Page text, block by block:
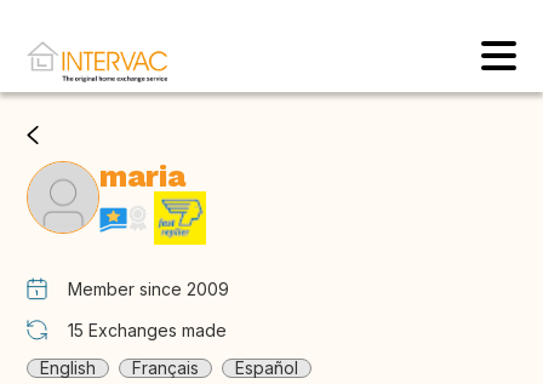
maria
Member since 2009
15 Exchanges made
English
Français Español